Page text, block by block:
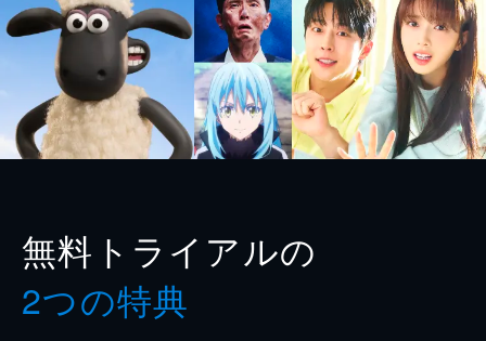
無料トライアルの
2つの特典